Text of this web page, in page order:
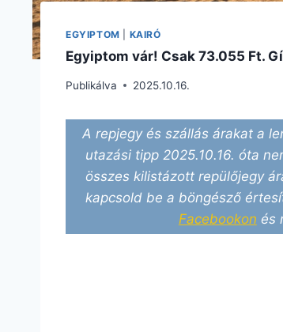
EGYIPTOM KAIRÓ
Egyiptom vár! Csak 73.055 Ft.
Publikálva 2025.10.16.
A repjegy és szállás árakat a
utazási tipp 2025.10.16. óta
összes kilistázott repülőjegy
kapcsold be a böngésző
Facebookon és